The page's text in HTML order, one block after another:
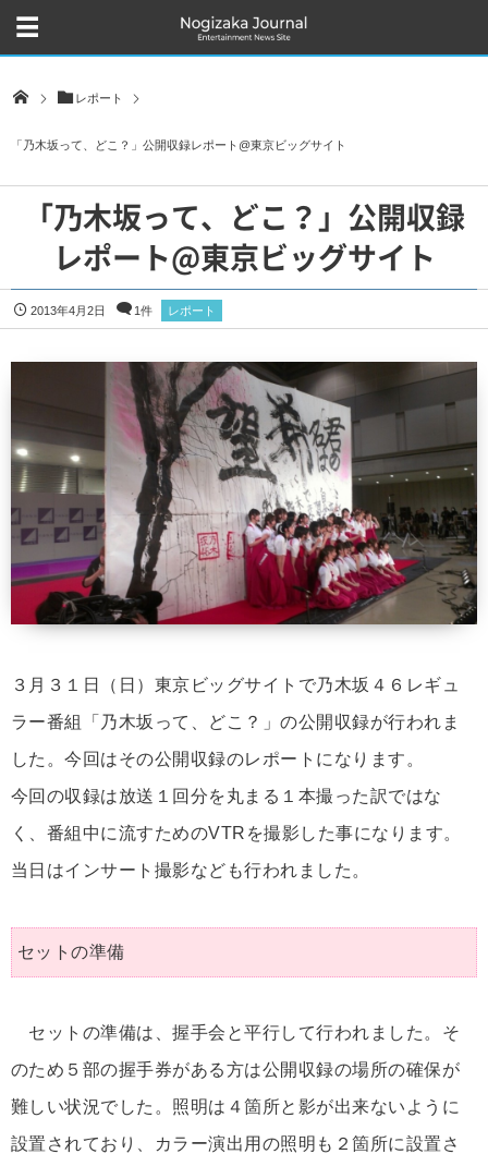
レポート
「乃木坂って、どこ？」公開収録レポート@東京ビッグサイト
「乃木坂って、どこ？」公開収録
レポート@東京ビッグサイト
2013年4月2日 1件 レポート
３月３１日（日）東京ビッグサイトで乃木坂４６レギュ
ラー番組「乃木坂って、どこ？」の公開収録が行われま
した。今回はその公開収録のレポートになります。
今回の収録は放送１回分を丸まる１本撮った訳ではな
く、番組中に流すためのVTRを撮影した事になります。
当日はインサート撮影なども行われました。
セットの準備
セットの準備は、握手会と平行して行われました。そ
のため５部の握手券がある方は公開収録の場所の確保が
難しい状況でした。照明は４箇所と影が出来ないように
設置されており、カラー演出用の照明も２箇所に設置さ